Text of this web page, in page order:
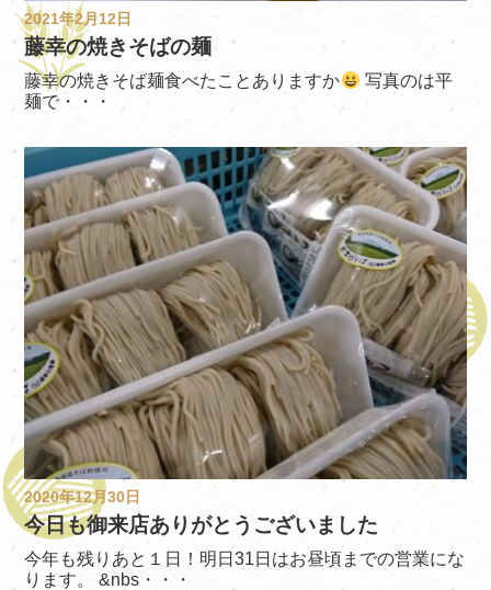
2021年2月12日
藤幸の焼きそばの麺
藤幸の焼きそば麺食べたことありますか
写真のは平
麺で・・・
2020年12月30日
今日も御来店ありがとうございました
今年も残りあと１日！明日31日はお昼頃までの営業にな
ります。 &nbs・・・